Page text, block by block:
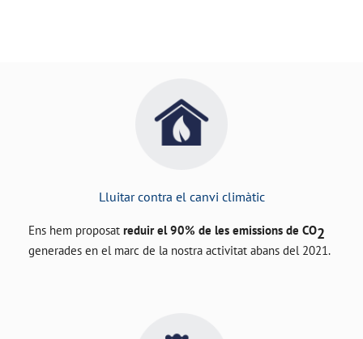
Lluitar contra el canvi climàtic
Ens hem proposat reduir el 90% de les emissions de CO2
generades en el marc de la nostra activitat abans del 2021.